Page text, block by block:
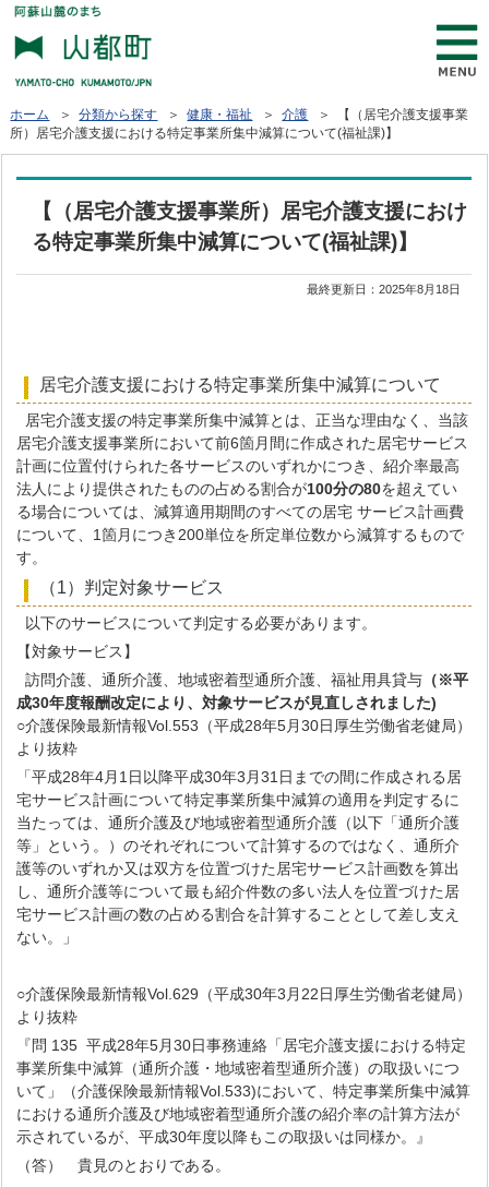
ホーム ＞分類から探す ＞健康・福祉 ＞介護 ＞ 【（居宅介護支援事業
所）居宅介護支援における特定事業所集中減算について(福祉課)】
【（居宅介護支援事業所）居宅介護支援におけ
る特定事業所集中減算について(福祉課)】
最終更新日：2025年8月18日
居宅介護支援における特定事業所集中減算について
居宅介護支援の特定事業所集中減算とは、正当な理由なく、当該
居宅介護支援事業所において前6箇月間に作成された居宅サービス
計画に位置付けられた各サービスのいずれかにつき、紹介率最高
法人により提供されたものの占める割合が100分の80を超えてい
る場合については、減算適用期間のすべての居宅 サービス計画費
について、1箇月につき200単位を所定単位数から減算するもので
す。
（1）判定対象サービス
以下のサービスについて判定する必要があります。
【対象サービス】
訪問介護、通所介護、地域密着型通所介護、福祉用具貸与 （※平
成30年度報酬改定により、対象サービスが見直しされました)
○介護保険最新情報Vol.553（平成28年5月30日厚生労働省老健局）
より抜粋
「平成28年4月1日以降平成30年3月31日までの間に作成される居
宅サービス計画について特定事業所集中減算の適用を判定するに
当たっては、通所介護及び地域密着型通所介護（以下「通所介護
等」という。）のそれぞれについて計算するのではなく、通所介
護等のいずれか又は双方を位置づけた居宅サービス計画数を算出
し、通所介護等について最も紹介件数の多い法人を位置づけた居
宅サービス計画の数の占める割合を計算することとして差し支え
ない。」
○介護保険最新情報Vol.629（平成30年3月22日厚生労働省老健局）
より抜粋
『問 135 平成28年5月30日事務連絡「居宅介護支援における特定
事業所集中減算（通所介護・地域密着型通所介護）の取扱いにつ
いて」（介護保険最新情報Vol.533)において、特定事業所集中減算
における通所介護及び地域密着型通所介護の紹介率の計算方法が
示されているが、平成30年度以降もこの取扱いは同様か。』
（答） 貴見のとおりである。